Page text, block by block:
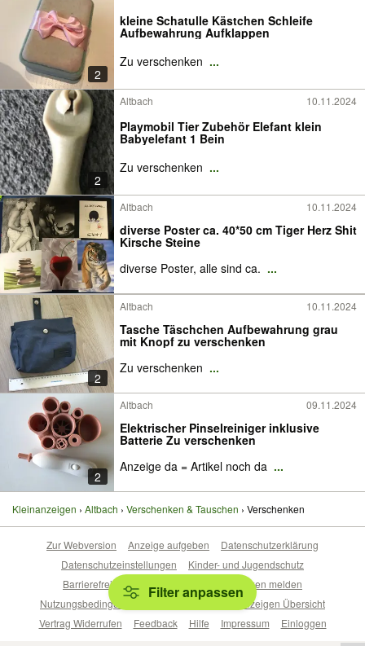
2
kleine Schatulle Kästchen Schleife
Aufbewahrung Aufklappen
Zu verschenken ...
2
Altbach 10.11.2024
Playmobil Tier Zubehör Elefant klein
Babyelefant 1 Bein
Zu verschenken ...
Altbach 10.11.2024
diverse Poster ca. 40*50 cm Tiger Herz Shit
Kirsche Steine
diverse Poster, alle sind ca. ...
2
Altbach 10.11.2024
Tasche Täschchen Aufbewahrung grau
mit Knopf zu verschenken
Zu verschenken ...
2
Altbach 09.11.2024
Elektrischer Pinselreiniger inklusive
Batterie Zu verschenken
Anzeige da = Artikel noch da ...
Kleinanzeigen Altbach Verschenken & Tauschen Verschenken
Filter anpassen
Zur Webversion Anzeige aufgeben
Datenschutzerklärung
Datenschutzeinstellungen
Kinder- und Jugendschutz
Barrierefreiheitserklärung
Sicherheitslücken melden
Nutzungsbedingungen
Beliebte Suchen
Anzeigen Übersicht
Vertrag Widerrufen
Feedback Hilfe Impressum Einloggen